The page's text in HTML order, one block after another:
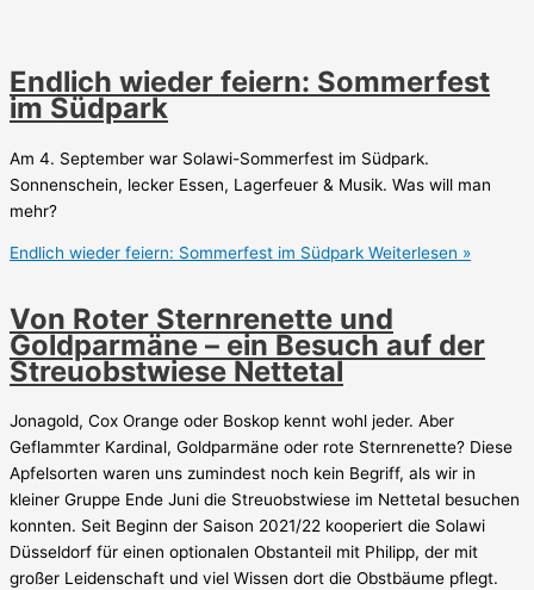
Endlich wieder feiern: Sommerfest
im Südpark
Am 4. September war Solawi-Sommerfest im Südpark.
Sonnenschein, lecker Essen, Lagerfeuer & Musik. Was will man
mehr?
Endlich wieder feiern: Sommerfest im Südpark Weiterlesen »
Von Roter Sternrenette und
Goldparmäne – ein Besuch auf der
Streuobstwiese Nettetal
Jonagold, Cox Orange oder Boskop kennt wohl jeder. Aber
Geflammter Kardinal, Goldparmäne oder rote Sternrenette? Diese
Apfelsorten waren uns zumindest noch kein Begriff, als wir in
kleiner Gruppe Ende Juni die Streuobstwiese im Nettetal besuchen
konnten. Seit Beginn der Saison 2021/22 kooperiert die Solawi
Düsseldorf für einen optionalen Obstanteil mit Philipp, der mit
großer Leidenschaft und viel Wissen dort die Obstbäume pflegt.